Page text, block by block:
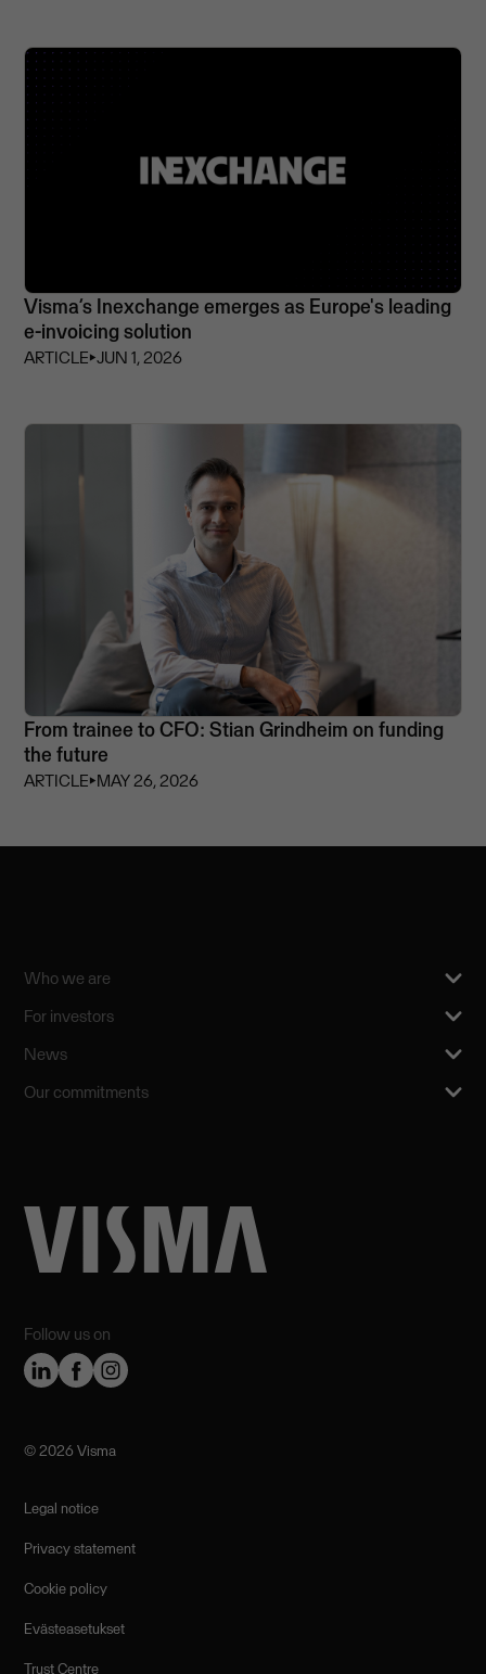
Visma’s Inexchange emerges as Europe's leading
e-invoicing solution
ARTICLE⏵JUN 1, 2026
From trainee to CFO: Stian Grindheim on funding
the future
ARTICLE⏵MAY 26, 2026
Follow us on
Who we are
For investors
News
Our commitments
©️ 2026 Visma
Legal notice
Privacy statement
Cookie policy
Evästeasetukset
Trust Centre